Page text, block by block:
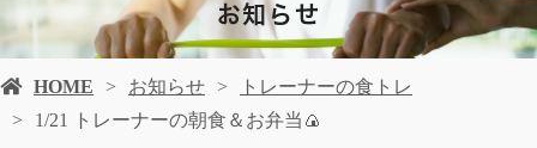
お知らせ
HOME お知らせ
トレーナーの食トレ
1/21 トレーナーの朝食＆お弁当🍙